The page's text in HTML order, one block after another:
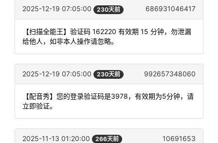
2025-12-19 07:05:00 230天前 686931046417
【扫描全能王】验证码 162220 有效期 15 分钟，勿泄漏
给他人，如非本人操作请忽略。
2025-12-19 07:05:00 230天前 992657348060
【配音秀】您的登录验证码是3978，有效期为5分钟，请
立即验证。
2025-11-13 01:20:00 266天前 10691653